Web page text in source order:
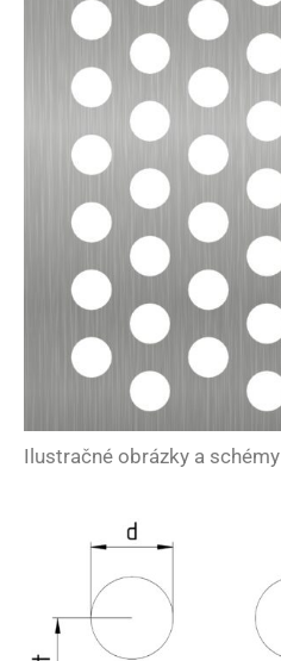
Ilustračné obrázky a schémy